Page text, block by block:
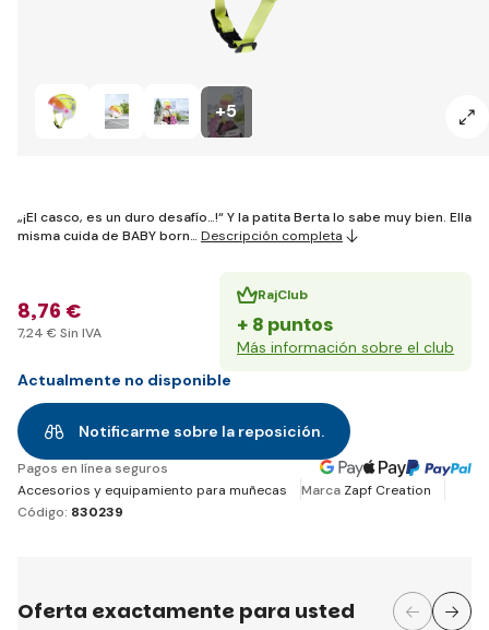
+5
„¡El casco, es un duro desafío…!“ Y la patita Berta lo sabe muy bien. Ella
misma cuida de BABY born… Descripción completa
8,76 €
7,24 € Sin IVA
RajClub
+ 8 puntos
Más información sobre el club
Actualmente no disponible
Notificarme sobre la reposición.
Pagos en línea seguros
Accesorios y equipamiento para muñecas
Marca Zapf Creation
Código: 830239
Oferta exactamente para usted